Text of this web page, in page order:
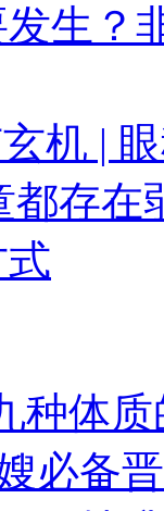
生？
机 |
都存
种体
必备